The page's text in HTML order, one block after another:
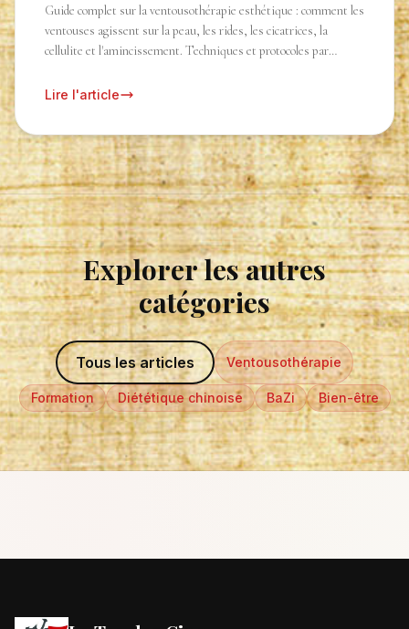
Guide complet sur la ventousothérapie esthétique : comment les
ventouses agissent sur la peau, les rides, les cicatrices, la
cellulite et l'amincissement. Techniques et protocoles par
Lire l'article
Explorer les autres
catégories
Tous les articles Ventousothérapie
Formation Diététique chinoise BaZi Bien-être